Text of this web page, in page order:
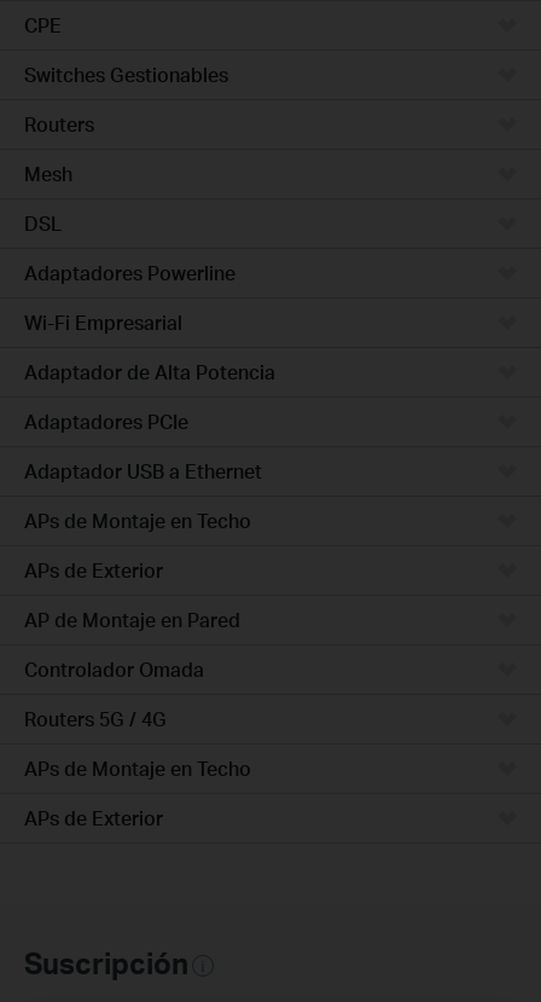
CPE
Switches Gestionables
Routers
Mesh
DSL
Adaptadores Powerline
Wi-Fi Empresarial
Adaptador de Alta Potencia
Adaptadores PCIe
Adaptador USB a Ethernet
APs de Montaje en Techo
APs de Exterior
AP de Montaje en Pared
Controlador Omada
Routers 5G / 4G
APs de Montaje en Techo
APs de Exterior
Suscripción